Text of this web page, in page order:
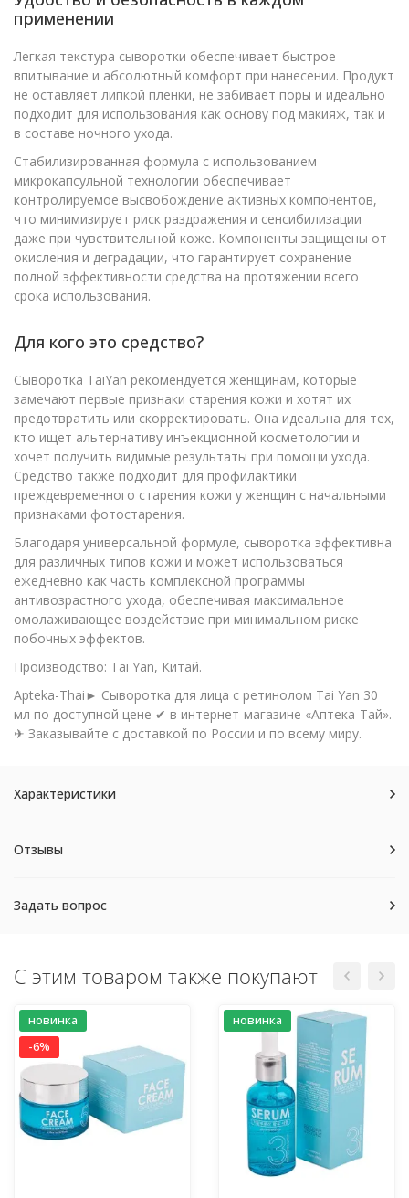
применении
Легкая текстура сыворотки обеспечивает быстрое
впитывание и абсолютный комфорт при нанесении. Продукт
не оставляет липкой пленки, не забивает поры и идеально
подходит для использования как основу под макияж, так и
в составе ночного ухода.
Стабилизированная формула с использованием
микрокапсульной технологии обеспечивает
контролируемое высвобождение активных компонентов,
что минимизирует риск раздражения и сенсибилизации
даже при чувствительной коже. Компоненты защищены от
окисления и деградации, что гарантирует сохранение
полной эффективности средства на протяжении всего
срока использования.
Для кого это средство?
Сыворотка TaiYan рекомендуется женщинам, которые
замечают первые признаки старения кожи и хотят их
предотвратить или скорректировать. Она идеальна для тех,
кто ищет альтернативу инъекционной косметологии и
хочет получить видимые результаты при помощи ухода.
Средство также подходит для профилактики
преждевременного старения кожи у женщин с начальными
признаками фотостарения.
Благодаря универсальной формуле, сыворотка эффективна
для различных типов кожи и может использоваться
ежедневно как часть комплексной программы
антивозрастного ухода, обеспечивая максимальное
омолаживающее воздействие при минимальном риске
побочных эффектов.
Производство: Tai Yan, Китай.
Apteka-Thai► Сыворотка для лица с ретинолом Tai Yan 30
мл по доступной цене ✔ в интернет-магазине «Аптека-Тай».
✈ Заказывайте с доставкой по России и по всему миру.
Характеристики
Отзывы
Задать вопрос
С этим товаром также покупают
новинка
-6%
новинка